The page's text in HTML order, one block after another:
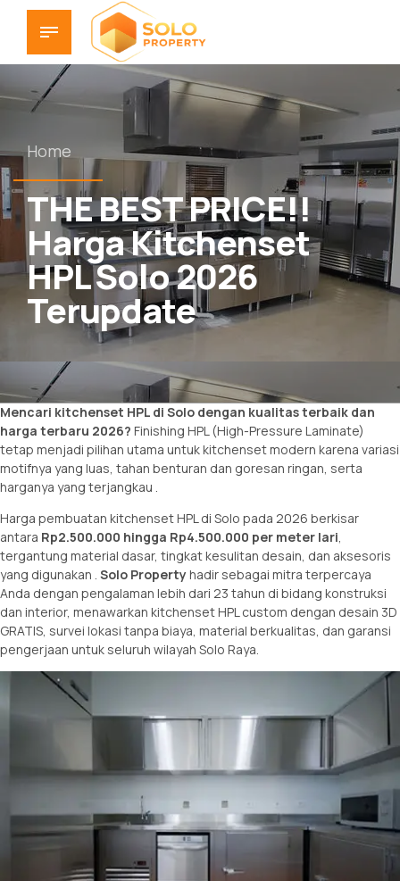
Home
THE BEST PRICE!!
Harga Kitchenset
HPL Solo 2026
Terupdate
Mencari kitchenset HPL di Solo dengan kualitas terbaik dan
harga terbaru 2026? Finishing HPL (High-Pressure Laminate)
tetap menjadi pilihan utama untuk kitchenset modern karena variasi
motifnya yang luas, tahan benturan dan goresan ringan, serta
harganya yang terjangkau
Harga pembuatan kitchenset HPL di Solo pada 2026 berkisar
antara Rp2.500.000 hingga Rp4.500.000 per meter lari
tergantung material dasar, tingkat kesulitan desain, dan aksesoris
yang digunakan Solo Propertyhadir sebagai mitra terpercaya
Anda dengan pengalaman lebih dari 23 tahun di bidang konstruksi
dan interior, menawarkan kitchenset HPL custom dengan desain 3D
GRATIS, survei lokasi tanpa biaya, material berkualitas, dan garansi
pengerjaan untuk seluruh wilayah Solo Raya.